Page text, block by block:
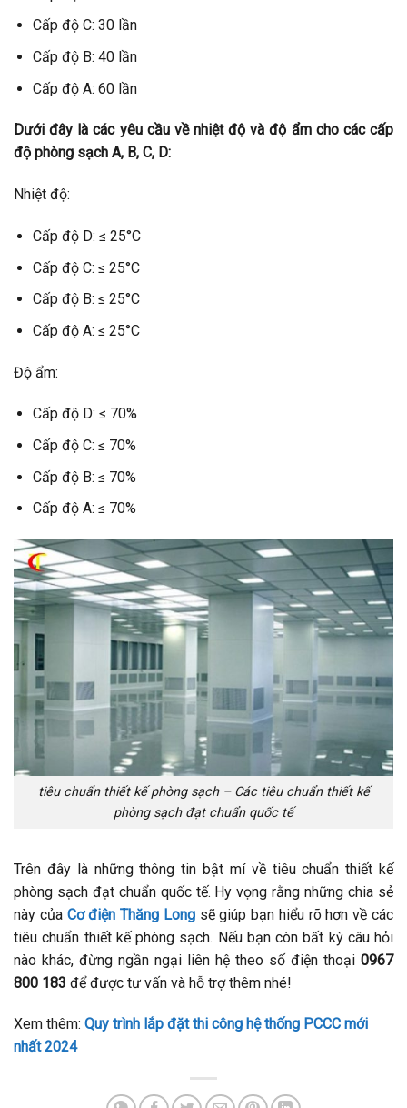
Cấp độ C: 30 lần
Cấp độ B: 40 lần
Cấp độ A: 60 lần
Dưới đây là các yêu cầu về nhiệt độ và độ ẩm cho các cấp
độ phòng sạch A, B, C, D:
Nhiệt độ:
Cấp độ D: ≤ 25°C
Cấp độ C: ≤ 25°C
Cấp độ B: ≤ 25°C
Cấp độ A: ≤ 25°C
Độ ẩm:
Cấp độ D: ≤ 70%
Cấp độ C: ≤ 70%
Cấp độ B: ≤ 70%
Cấp độ A: ≤ 70%
tiêu chuẩn thiết kế phòng sạch – Các tiêu chuẩn thiết kế
phòng sạch đạt chuẩn quốc tế
Trên đây là những thông tin bật mí về tiêu chuẩn thiết kế
phòng sạch đạt chuẩn quốc tế. Hy vọng rằng những chia sẻ
này của Cơ điện Thăng Longsẽ giúp bạn hiểu rõ hơn về các
tiêu chuẩn thiết kế phòng sạch. Nếu bạn còn bất kỳ câu hỏi
nào khác, đừng ngần ngại liên hệ theo số điện thoại 0967
800 183 để được tư vấn và hỗ trợ thêm nhé!
Xem thêm: Quy trình lắp đặt thi công hệ thống PCCC mới
nhất 2024